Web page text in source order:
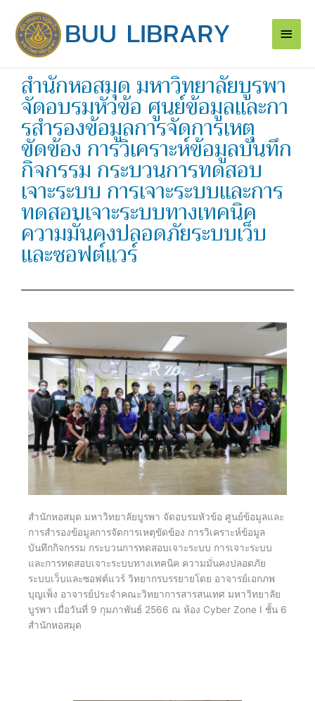
content
Main
สำนักหอสมุด มหาวิทยาลัยบูรพา
จัดอบรมหัวข้อ ศูนย์ข้อมูลและกา
รสํารองข้อมูลการจัดการเหตุ
ขัดข้อง การวิเคราะห์ข้อมูลบันทึก
กิจกรรม กระบวนการทดสอบ
เจาะระบบ การเจาะระบบและการ
ทดสอบเจาะระบบทางเทคนิค
ความมั่นคงปลอดภัยระบบเว็บ
และซอฟต์แวร์
สำนักหอสมุด มหาวิทยาลัยบูรพา จัดอบรมหัวข้อ ศูนย์ข้อมูลและ
การสํารองข้อมูลการจัดการเหตุขัดข้อง การวิเคราะห์ข้อมูล
บันทึกกิจกรรม กระบวนการทดสอบเจาะระบบ การเจาะระบบ
และการทดสอบเจาะระบบทางเทคนิค ความมั่นคงปลอดภัย
ระบบเว็บและซอฟต์แวร์ วิทยากรบรรยายโดย อาจารย์เอกภพ
บุญเพ็ง อาจารย์ประจำคณะวิทยาการสารสนเทศ มหาวิทยาลัย
บูรพา เมื่อวันที่ 9 กุมภาพันธ์ 2566 ณ ห้อง Cyber Zone I ชั้น 6
สำนักหอสมุด